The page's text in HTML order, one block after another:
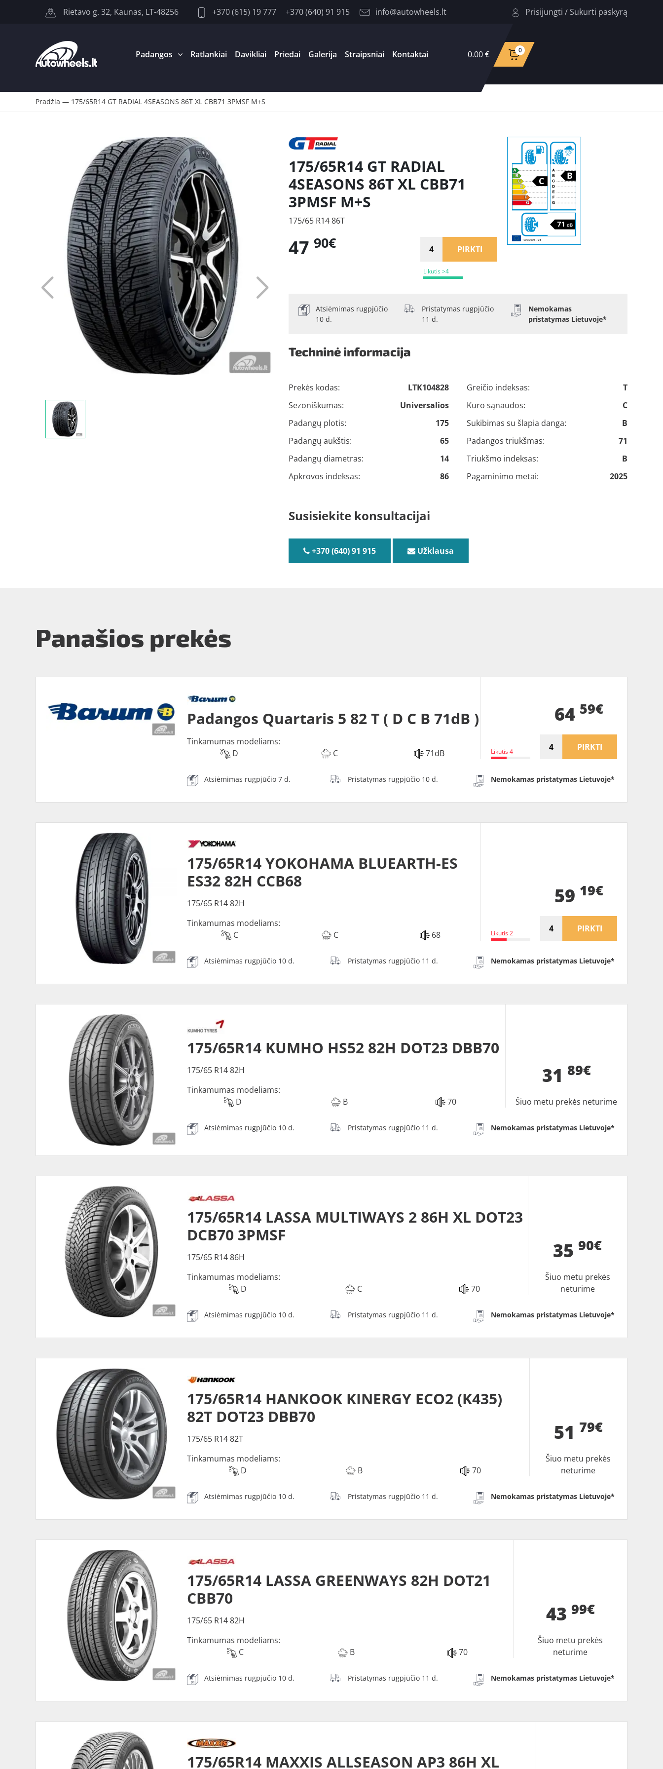
Rietavo g. 32, Kaunas, LT-48256 +370 (615) 19 777 +370 (640) 91 915 info@autowheels.lt Prisijungti / Sukurti paskyrą
Padangos Ratlankiai Davikliai Priedai Galerija Straipsniai Kontaktai 0.00 € 0
Pradžia — 175/65R14 GT RADIAL 4SEASONS 86T XL CBB71 3PMSF M+S
175/65R14 GT RADIAL
4SEASONS 86T XL CBB71
3PMSF M+S
175/65 R14 86T
Likutis >4
47 90€ PIRKTI
Atsiėmimas rugpjūčio
10 d.
Pristatymas rugpjūčio
11 d.
Nemokamas
pristatymas Lietuvoje*
Techninė informacija
Prekės kodas:
LTK104828
Sezoniškumas:
Universalios
Padangų plotis:
175
Padangų aukštis:
65
Padangų diametras:
14
Apkrovos indeksas:
86
Greičio indeksas:
T
Kuro sąnaudos:
C
Sukibimas su šlapia danga:
B
Padangos triukšmas:
71
Triukšmo indeksas:
B
Pagaminimo metai:
2025
Susisiekite konsultacijai
+370 (640) 91 915 Užklausa
Panašios prekės
Padangos Quartaris 5 82 T ( D C B 71dB )
Tinkamumas modeliams:
D
C 71dB Likutis 4
64 59€
PIRKTI
Atsiėmimas rugpjūčio 7 d. Pristatymas rugpjūčio 10 d. Nemokamas pristatymas Lietuvoje*
175/65R14 YOKOHAMA BLUEARTH-ES
ES32 82H CCB68
175/65 R14 82H
Tinkamumas modeliams:
C
C 68 Likutis 2
59 19€
PIRKTI
Atsiėmimas rugpjūčio 10 d. Pristatymas rugpjūčio 11 d. Nemokamas pristatymas Lietuvoje*
175/65R14 KUMHO HS52 82H DOT23 DBB70
175/65 R14 82H
Tinkamumas modeliams:
D
B 70
31 89€
Šiuo metu prekės neturime
Atsiėmimas rugpjūčio 10 d. Pristatymas rugpjūčio 11 d. Nemokamas pristatymas Lietuvoje*
175/65R14 LASSA MULTIWAYS 2 86H XL DOT23
DCB70 3PMSF
175/65 R14 86H
Tinkamumas modeliams:
D
C 70
3590€
Šiuo metu prekės
neturime
Atsiėmimas rugpjūčio 10 d. Pristatymas rugpjūčio 11 d. Nemokamas pristatymas Lietuvoje*
175/65R14 HANKOOK KINERGY ECO2 (K435)
82T DOT23 DBB70
175/65 R14 82T
Tinkamumas modeliams:
D
B 70
51 79€
Šiuo metu prekės
neturime
Atsiėmimas rugpjūčio 10 d. Pristatymas rugpjūčio 11 d. Nemokamas pristatymas Lietuvoje*
175/65R14 LASSA GREENWAYS 82H DOT21
CBB70
175/65 R14 82H
Tinkamumas modeliams:
C
B 70
43 99€
Šiuo metu prekės
neturime
Atsiėmimas rugpjūčio 10 d. Pristatymas rugpjūčio 11 d. Nemokamas pristatymas Lietuvoje*
175/65R14 MAXXIS ALLSEASON AP3 86H XL